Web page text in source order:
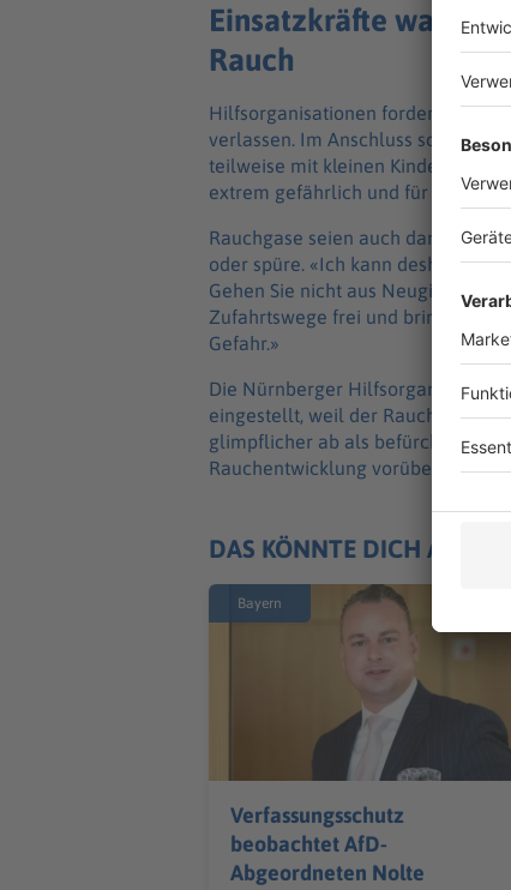
Einsatzkräfte warnen
Rauch
Hilfsorganisationen forderten
verlassen. Im Anschluss schilderte
teilweise mit kleinen Kindern an
extrem gefährlich und für mich
Rauchgase seien auch dann
oder spüre. «Ich kann deshalb
Gehen Sie nicht aus Neugier oder
Zufahrtswege frei und bringen Sie
Gefahr.»
Die Nürnberger
eingestellt, weil der Rauch in die
glimpflicher ab als befürchtet, nur
Rauchentwicklung vorübergehend
DAS KÖNNTE DICH AUCH
Bayern
Verfassungsschutz
beobachtet AfD-
Abgeordneten Nolte